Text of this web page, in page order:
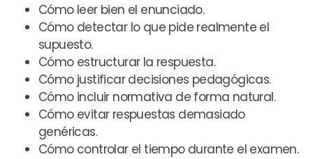
Cómo leer bien el enunciado.
Cómo detectar lo que pide realmente el
supuesto.
Cómo estructurar la respuesta.
Cómo justificar decisiones pedagógicas.
Cómo incluir normativa de forma natural.
Cómo evitar respuestas demasiado
genéricas.
Cómo controlar el tiempo durante el examen.